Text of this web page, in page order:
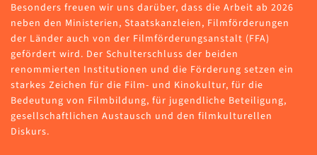
Besonders freuen wir uns darüber, dass die Arbeit ab 2026
neben den Ministerien, Staatskanzleien, Filmförderungen
der Länder auch von der Filmförderungsanstalt (FFA)
gefördert wird. Der Schulterschluss der beiden
renommierten Institutionen und die Förderung setzen ein
starkes Zeichen für die Film- und Kinokultur, für die
Bedeutung von Filmbildung, für jugendliche Beteiligung,
gesellschaftlichen Austausch und den filmkulturellen
Diskurs.